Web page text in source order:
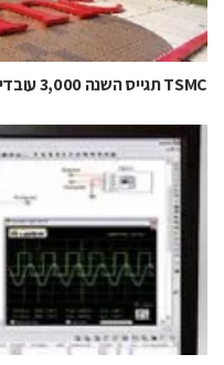
TSMC תגייס השנה 3,000 עובדים, רבים מהם מהנדסים